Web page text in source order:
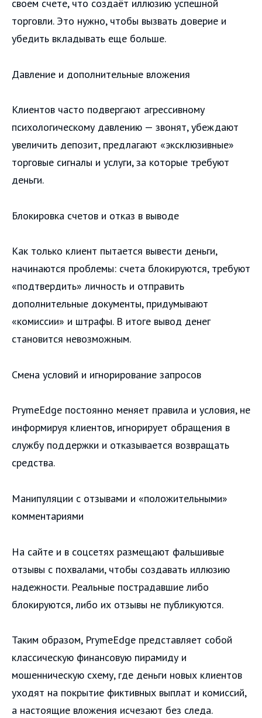
своем счете, что создаёт иллюзию успешной
торговли. Это нужно, чтобы вызвать доверие и
убедить вкладывать еще больше.
Давление и дополнительные вложения
Клиентов часто подвергают агрессивному
психологическому давлению — звонят, убеждают
увеличить депозит, предлагают «эксклюзивные»
торговые сигналы и услуги, за которые требуют
деньги.
Блокировка счетов и отказ в выводе
Как только клиент пытается вывести деньги,
начинаются проблемы: счета блокируются, требуют
«подтвердить» личность и отправить
дополнительные документы, придумывают
«комиссии» и штрафы. В итоге вывод денег
становится невозможным.
Смена условий и игнорирование запросов
PrymeEdge постоянно меняет правила и условия, не
информируя клиентов, игнорирует обращения в
службу поддержки и отказывается возвращать
средства.
Манипуляции с отзывами и «положительными»
комментариями
На сайте и в соцсетях размещают фальшивые
отзывы с похвалами, чтобы создавать иллюзию
надежности. Реальные пострадавшие либо
блокируются, либо их отзывы не публикуются.
Таким образом, PrymeEdge представляет собой
классическую финансовую пирамиду и
мошенническую схему, где деньги новых клиентов
уходят на покрытие фиктивных выплат и комиссий,
а настоящие вложения исчезают без следа.